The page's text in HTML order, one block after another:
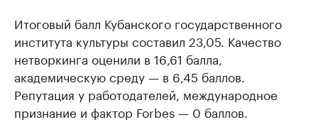
Итоговый балл Кубанского государственного
института культуры составил 23,05. Качество
нетворкинга оценили в 16,61 балла,
академическую среду — в 6,45 баллов.
Репутация у работодателей, международное
признание и фактор Forbes — 0 баллов.